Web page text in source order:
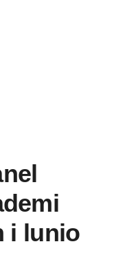
i lunio